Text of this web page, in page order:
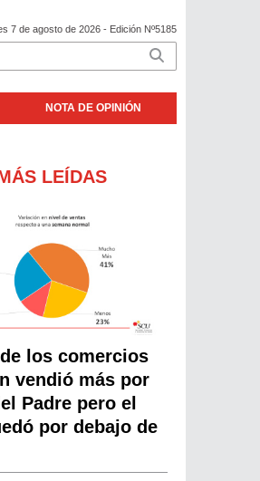
7 de agosto de 2026 - Edición Nº5185
NOTA DE OPINIÓN
LEÍDAS
los comercios
vendió más por
Padre pero el
por debajo de